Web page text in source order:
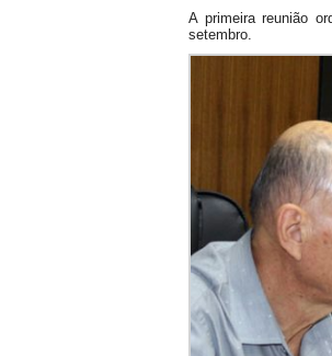
A primeira reunião
setembro.